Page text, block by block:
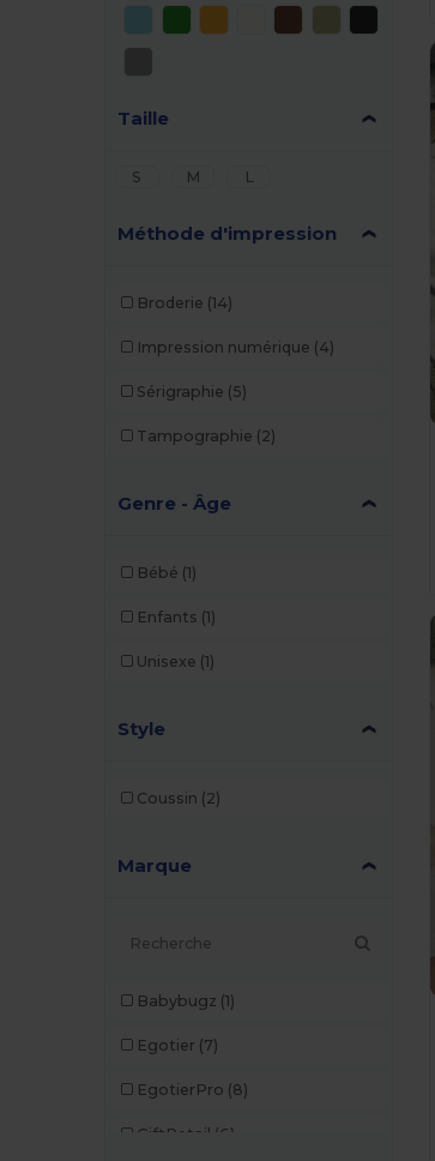
Taille
S M L
Méthode d'impression
Broderie (14)
Impression numérique (4)
Sérigraphie (5)
Tampographie (2)
Genre - Âge
Bébé (1)
Enfants (1)
Unisexe (1)
Style
Coussin (2)
Marque
Babybugz (1)
Egotier (7)
EgotierPro (8)
GiftRetail (6)